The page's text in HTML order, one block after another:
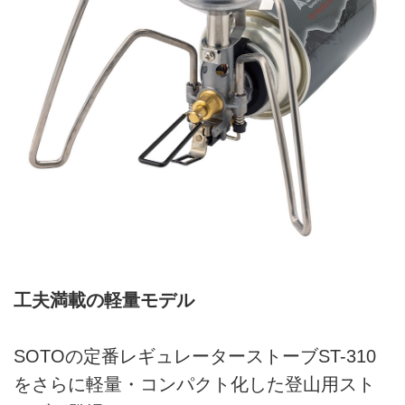
工夫満載の軽量モデル
SOTOの定番レギュレーターストーブST-310
をさらに軽量・コンパクト化した登山用スト